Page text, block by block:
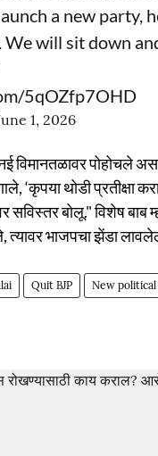
a new party,
We will sit down
5qOZfp7OHD
1, 2026
विमानतळावर पोहोचले
‘कृपया थोडी प्रतीक्षा
सविस्तर बोलू." विशेष बाब
त्यावर भाजपचा झेंडा
Quit BJP New